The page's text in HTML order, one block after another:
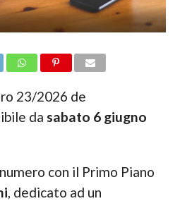
23/2026 de
da sabato 6 giugno
con il Primo Piano
, dedicato ad un